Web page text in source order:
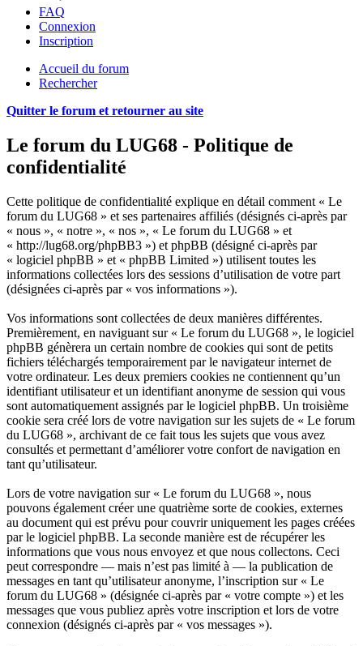
FAQ
Connexion
Inscription
Accueil du forum
Rechercher
Quitter le forum et retourner au site
Le forum du LUG68 - Politique de
confidentialité
Cette politique de confidentialité explique en détail comment « Le
forum du LUG68 » et ses partenaires affiliés (désignés ci-après par
« nous », « notre », « nos », « Le forum du LUG68 » et
« http://lug68.org/phpBB3 ») et phpBB (désigné ci-après par
« logiciel phpBB » et « phpBB Limited ») utilisent toutes les
informations collectées lors des sessions d’utilisation de votre part
(désignées ci-après par « vos informations »).
Vos informations sont collectées de deux manières différentes.
Premièrement, en naviguant sur « Le forum du LUG68 », le logiciel
phpBB génèrera un certain nombre de cookies qui sont de petits
fichiers téléchargés temporairement par le navigateur internet de
votre ordinateur. Les deux premiers cookies ne contiennent qu’un
identifiant utilisateur et un identifiant anonyme de session qui vous
sont automatiquement assignés par le logiciel phpBB. Un troisième
cookie sera créé lors de votre navigation sur les sujets de « Le forum
du LUG68 », archivant de ce fait tous les sujets que vous avez
consultés et permettant d’améliorer votre confort de navigation en
tant qu’utilisateur.
Lors de votre navigation sur « Le forum du LUG68 », nous
pouvons également créer une quatrième sorte de cookies, externes
au document qui est prévu pour couvrir uniquement les pages créées
par le logiciel phpBB. La seconde manière est de récupérer les
informations que vous nous envoyez et que nous collectons. Ceci
peut correspondre — mais n’est pas limité à — la publication de
messages en tant qu’utilisateur anonyme, l’inscription sur « Le
forum du LUG68 » (désignée ci-après par « votre compte ») et les
messages que vous publiez après votre inscription et lors de votre
connexion (désignés ci-après par « vos messages »).